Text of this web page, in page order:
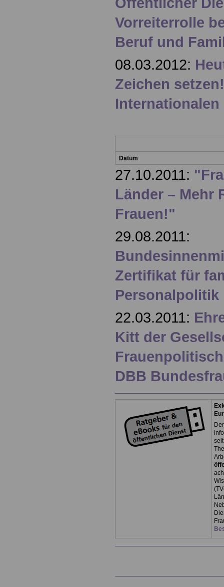
Vorreiterrolle
Beruf und
08.03.2012:
Zeichen
Internationalen
Datum
27.10.2011:
Länder – Mehr
Frauen!"
29.08.2011:
Zertifikat für
Personalpolitik
22.03.2011:
Kitt der
DBB